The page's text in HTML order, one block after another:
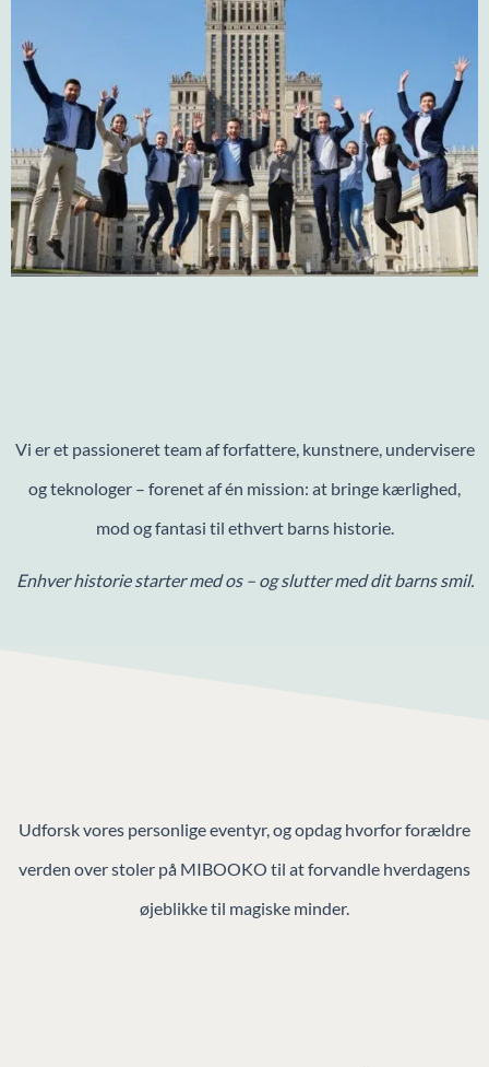
Vi er et passioneret team af forfattere, kunstnere, undervisere
og teknologer – forenet af én mission: at bringe kærlighed,
mod og fantasi til ethvert barns historie.
Enhver historie starter med os – og slutter med dit barns smil.
Udforsk vores personlige eventyr, og opdag hvorfor forældre
verden over stoler på MIBOOKO til at forvandle hverdagens
øjeblikke til magiske minder.